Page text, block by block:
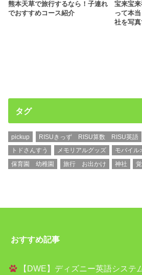
熊本天草で旅行するなら！子連れ
でおすすめコース紹介
宝来宝
って本
社を写
タグ
pickup RISUきっず RISU算数 RISU英語
トドさんすう
メモリアルグッズ モバイル
保育園 幼稚園
旅行 お出かけ 神社
おすすめ記事
【DWE】ディズニー英語シス